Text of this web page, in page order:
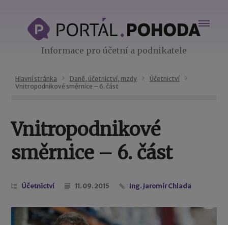
Informace pro účetní a podnikatele
Hlavní stránka Daně, účetnictví, mzdy
Účetnictví
Vnitropodnikové směrnice – 6. část
Vnitropodnikové
směrnice – 6. část
Účetnictví 11. 09. 2015 Ing. Jaromír Chlada